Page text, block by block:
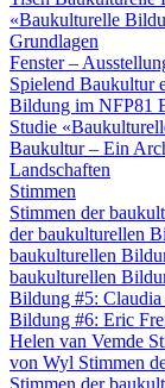
«Baukulturelle
Grundlagen
Fenster –
Spielend Baukultur
Bildung im NFP81
Studie
Baukultur – Ein
Landschaften
Stimmen
Stimmen der
der baukulturellen
baukulturellen
baukulturellen
Bildung #5:
Bildung #6: Eric
Helen van Vemde
von Wyl Stimmen
Stimmen der